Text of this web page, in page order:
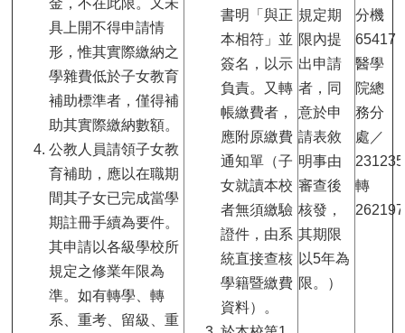
具上開不得申請情
形，惟其實際繳納之
學雜費低於子女教育
補助標準者，僅得補
助其實際繳納數額。
公教人員請領子女教
育補助，應以在職期
間其子女已完成當學
期註冊手續為要件。
其申請以各級學校所
規定之修業年限為
準。如有轉學、轉
系、重考、留級、重
書明「與正
本相符」並
簽名，以示
負責。又轉
帳繳費者，
應附原繳費
通知單（子
女就讀本校
者無須繳驗
證件，由系
統直接查核
學籍暨繳費
資料）。
規定期
限內提
出申請
者，同
意於申
請表敘
明事由
審查後
核發，
其期限
以5年為
限。）
分機
65417
醫學
院總
務分
處／
轉
262197